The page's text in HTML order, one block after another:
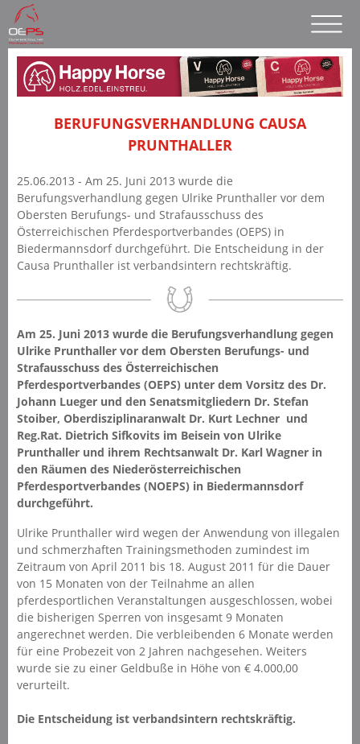
BERUFUNGSVERHANDLUNG CAUSA
PRUNTHALLER
25.06.2013 - Am 25. Juni 2013 wurde die
Berufungsverhandlung gegen Ulrike Prunthaller vor dem
Obersten Berufungs- und Strafausschuss des
Österreichischen Pferdesportverbandes (OEPS) in
Biedermannsdorf durchgeführt. Die Entscheidung in der
Causa Prunthaller ist verbandsintern rechtskräftig.
Am 25. Juni 2013 wurde die Berufungsverhandlung gegen
Ulrike Prunthaller vor dem Obersten Berufungs- und
Strafausschuss des Österreichischen
Pferdesportverbandes (OEPS) unter dem Vorsitz des Dr.
Johann Lueger und den Senatsmitgliedern Dr. Stefan
Stoiber, Oberdisziplinaranwalt Dr. Kurt Lechner und
Reg.Rat. Dietrich Sifkovits im Beisein von Ulrike
Prunthaller und ihrem Rechtsanwalt Dr. Karl Wagner in
den Räumen des Niederösterreichischen
Pferdesportverbandes (NOEPS) in Biedermannsdorf
durchgeführt.
Ulrike Prunthaller wird wegen der Anwendung von illegalen
und schmerzhaften Trainingsmethoden zumindest im
Zeitraum von April 2011 bis 18. August 2011 für die Dauer
von 15 Monaten von der Teilnahme an allen
pferdesportlichen Veranstaltungen ausgeschlossen, wobei
die bisherigen Sperren von insgesamt 9 Monaten
angerechnet werden. Die verbleibenden 6 Monate werden
für eine Probezeit von 2 Jahren nachgesehen. Weiters
wurde sie zu einer Geldbuße in Höhe von € 4.000,00
verurteilt.
Die Entscheidung ist verbandsintern rechtskräftig.